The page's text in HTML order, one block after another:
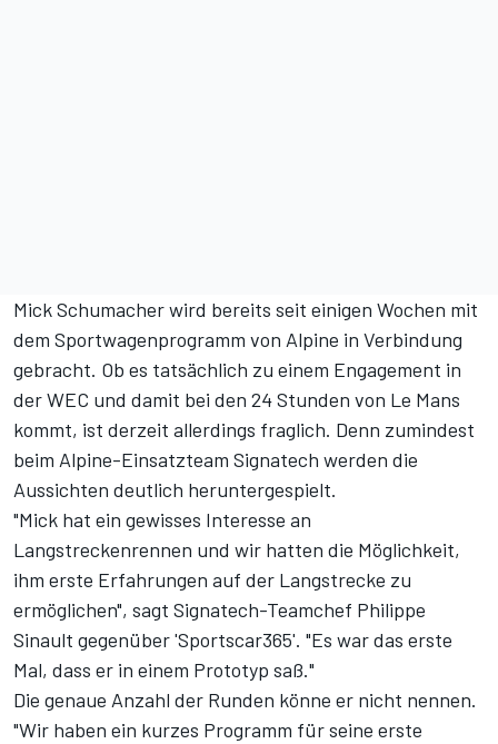
Mick Schumacher wird bereits seit einigen Wochen mit
dem Sportwagenprogramm von Alpine in Verbindung
gebracht. Ob es tatsächlich zu einem Engagement in
der WEC und damit bei den 24 Stunden von Le Mans
kommt, ist derzeit allerdings fraglich. Denn zumindest
beim Alpine-Einsatzteam Signatech werden die
Aussichten deutlich heruntergespielt.
"Mick hat ein gewisses Interesse an
Langstreckenrennen und wir hatten die Möglichkeit,
ihm erste Erfahrungen auf der Langstrecke zu
ermöglichen", sagt Signatech-Teamchef Philippe
Sinault gegenüber 'Sportscar365'. "Es war das erste
Mal, dass er in einem Prototyp saß."
Die genaue Anzahl der Runden könne er nicht nennen.
"Wir haben ein kurzes Programm für seine erste